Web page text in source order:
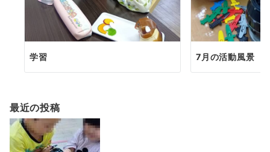
学習 7月の活動風景
最近の投稿